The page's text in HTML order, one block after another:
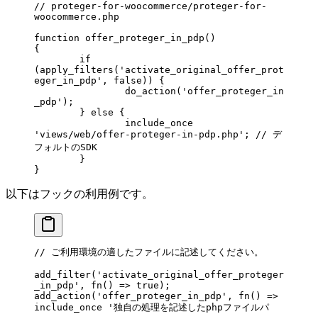
// proteger-for-woocommerce/proteger-for-
woocommerce.php
function offer_proteger_in_pdp ()
{
	if
( apply_filters ( 'activate_original_offer_prot
eger_in_pdp' , false )) {
		do_action
( 'offer_proteger_in
_pdp' );
	}
else {
		include_once
'views/web/offer-proteger-in-pdp.php' ; // デ
フォルトのSDK
	}
}
以下はフックの利用例です。
// ご利用環境の適したファイルに記述してください。
add_filter( 'activate_original_offer_proteger
_in_pdp' , fn () => true );
add_action ( 'offer_proteger_in_pdp' , fn
include_once '独自の処理を記述したphpファイルパ